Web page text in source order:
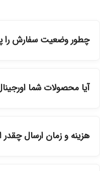
چطور وضعیت سفارش را
سفارشات در سایت،
آیا محصولات شما
نمایندگی‌های معتبر تهیه
هزینه و زمان ارسال